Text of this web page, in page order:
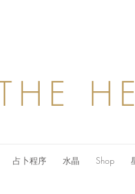
占卜程序 水晶 Shop